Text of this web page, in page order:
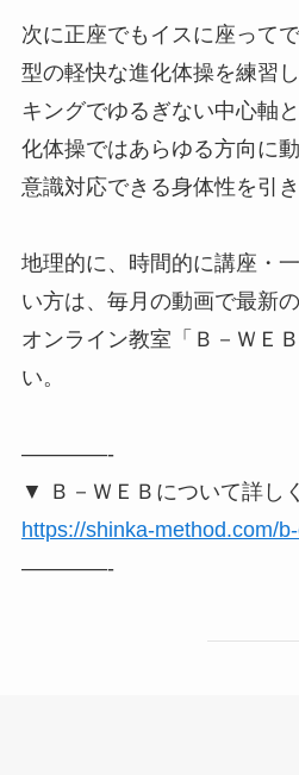
次に正座でもイスに座って
型の軽快な進化体操を練習
キングでゆるぎない中心軸
化体操ではあらゆる方向に
意識対応できる身体性を引き
地理的に、時間的に講座・
い方は、毎月の動画で最新
オンライン教室「Ｂ－ＷＥ
い。
————-
▼ Ｂ－ＷＥＢについて詳し
https://shinka-method.com/
————-